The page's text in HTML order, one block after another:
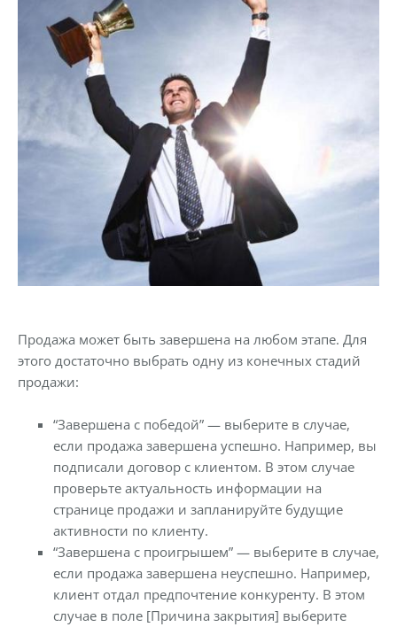
Продажа может быть завершена на любом этапе. Для
этого достаточно выбрать одну из конечных стадий
продажи:
“Завершена с победой” — выберите в случае,
если продажа завершена успешно. Например, вы
подписали договор с клиентом. В этом случае
проверьте актуальность информации на
странице продажи и запланируйте будущие
активности по клиенту.
“Завершена с проигрышем” — выберите в случае,
если продажа завершена неуспешно. Например,
клиент отдал предпочтение конкуренту. В этом
случае в поле [Причина закрытия] выберите